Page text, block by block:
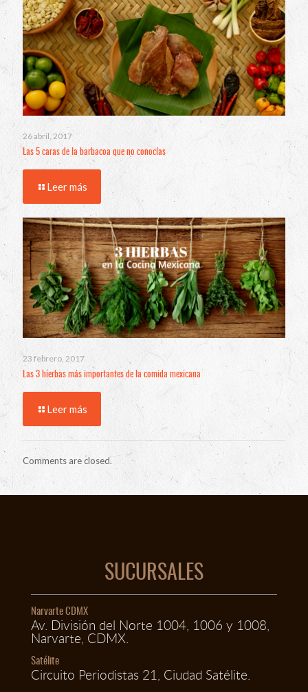
26 abril, 2017
Las 5 caras de la barbacoa que no conocías
Leer más
23 febrero, 2017
Las 3 hierbas más importantes de la comida mexicana
Leer más
Comments are closed.
SUCURSALES
Narvarte CDMX
Av. División del Norte 1004, 1006 y 1008,
Narvarte, CDMX.
Satélite
Circuito Periodistas 21, Ciudad Satélite.